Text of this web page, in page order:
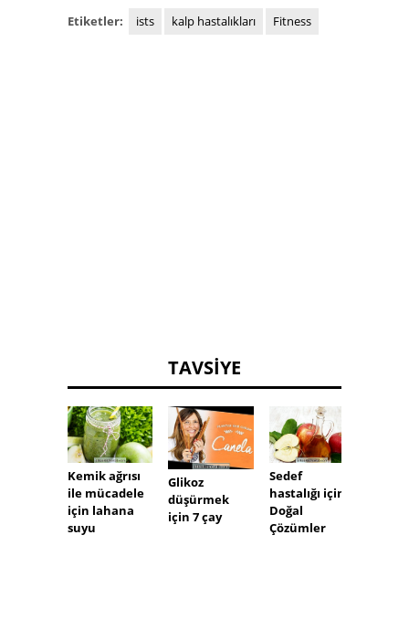
Etiketler: ists kalp hastalıkları Fitness
TAVSIYE
Kemik ağrısı
ile mücadele
için lahana
suyu
Glikoz
düşürmek
için 7 çay
Sedef
hastalığı için 5
Doğal
Çözümler